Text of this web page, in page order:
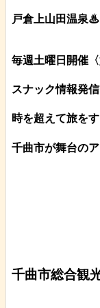
戸倉上山田温泉♨
毎週土曜日開催
スナック情報発
時を超えて旅を
千曲市が舞台の
千曲市総合観